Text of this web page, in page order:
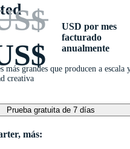
USD por mes
facturado
anualmente
más grandes que producen a escala
creativa
Prueba gratuita de 7 días
más: